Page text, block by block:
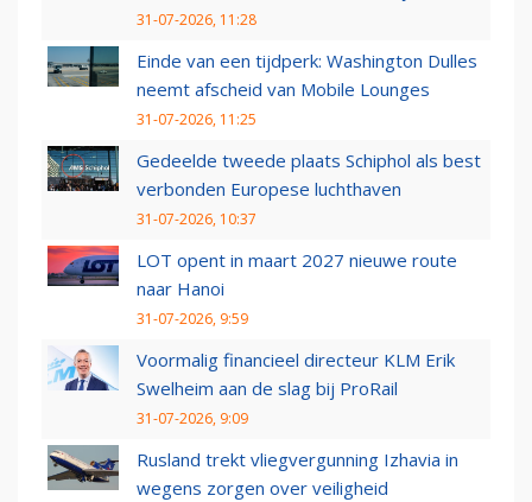
31-07-2026, 11:28
Einde van een tijdperk: Washington Dulles
neemt afscheid van Mobile Lounges
31-07-2026, 11:25
Gedeelde tweede plaats Schiphol als best
verbonden Europese luchthaven
31-07-2026, 10:37
LOT opent in maart 2027 nieuwe route
naar Hanoi
31-07-2026, 9:59
Voormalig financieel directeur KLM Erik
Swelheim aan de slag bij ProRail
31-07-2026, 9:09
Rusland trekt vliegvergunning Izhavia in
wegens zorgen over veiligheid